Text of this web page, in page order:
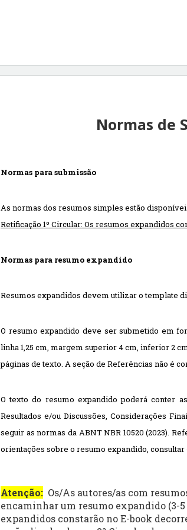
Normas de
Normas para submissão
As normas dos resumos simples estão
Retificação 1º Circular: Os resumos expandidos
Normas para resumo expandido
Resumos expandidos devem utilizar o template
O resumo expandido deve ser submetido em
linha 1,25 cm, margem superior 4 cm, inferior 2
páginas de texto. A seção de Referências não é
O texto do resumo expandido poderá conter
Resultados e/ou Discussões, Considerações
seguir as normas da ABNT NBR 10520 (2023).
orientações sobre o resumo expandido, consultar
Atenção: Os/As autores/as com
encaminhar um resumo expandido (3-
expandidos constarão no E-book